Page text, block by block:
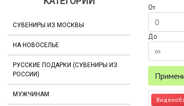
СУВЕНИРЫ ИЗ МОСКВЫ
НА НОВОСЕЛЬЕ
РУССКИЕ ПОДАРКИ (СУВЕНИРЫ ИЗ
РОССИИ)
МУЖЧИНАМ
От
До